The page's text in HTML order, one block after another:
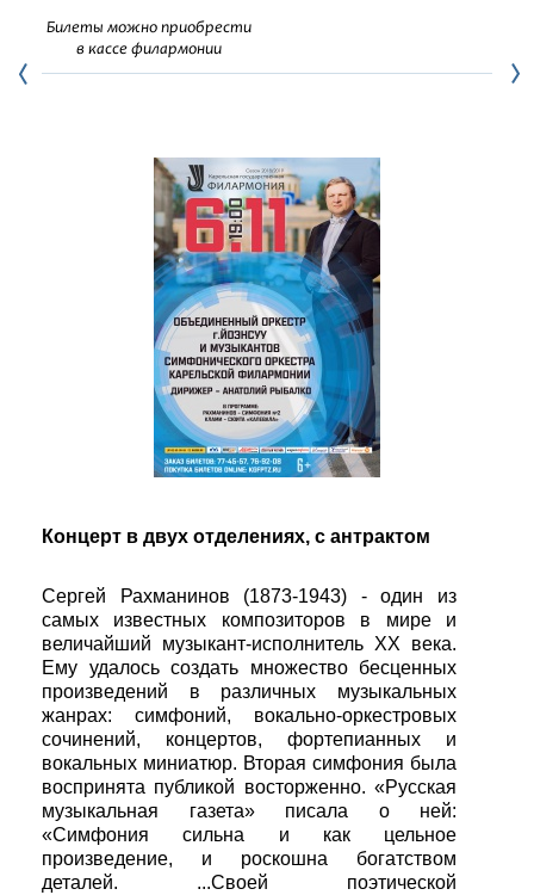
Билеты можно приобрести
в кассе филармонии
Концерт в двух отделениях, с антрактом
Сергей Рахманинов (1873-1943) - один из
самых известных композиторов в мире и
величайший музыкант-исполнитель XX века.
Ему удалось создать множество бесценных
произведений в различных музыкальных
жанрах: симфоний, вокально-оркестровых
сочинений, концертов, фортепианных и
вокальных миниатюр. Вторая симфония была
воспринята публикой восторженно. «Русская
музыкальная газета» писала о ней:
«Симфония сильна и как цельное
произведение, и роскошна богатством
деталей. ...Своей поэтической